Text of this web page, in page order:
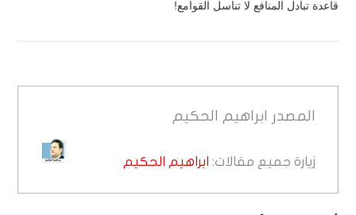
قاعدة تبادل المنافع لا تناسل القوامع!
المصدر ابراهيم الحكيم
زيارة جميع مقالات: ابراهيم الحكيم